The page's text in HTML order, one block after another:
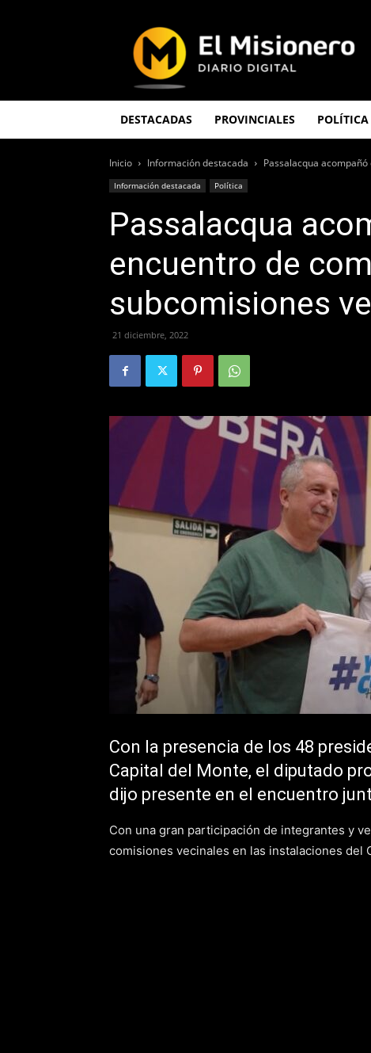
Misionero
DESTACADAS PROVINCIALES POLÍTICA
Inicio Información destacada Passalacqua
Información destacada Política
Passalacqua
encuentro de
subcomisiones
21 diciembre, 2022
Con la presencia de los 48
Capital del Monte, el diputado
dijo presente en el encuentro
Con una gran participación de integrantes y
comisiones vecinales en las instalaciones del